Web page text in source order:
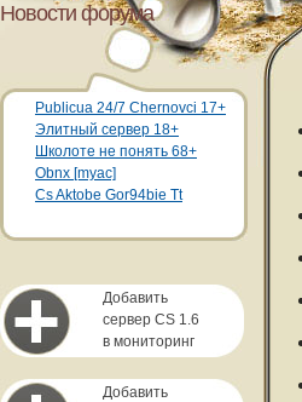
Новости форума
Publicua 24/7 Chernovci 17+
Элитный сервер 18+
Школоте не понять 68+
Obnx [myac]
Cs Aktobe Gor94bie Tt
Добавить
сервер CS 1.6
в мониторинг
Добавить